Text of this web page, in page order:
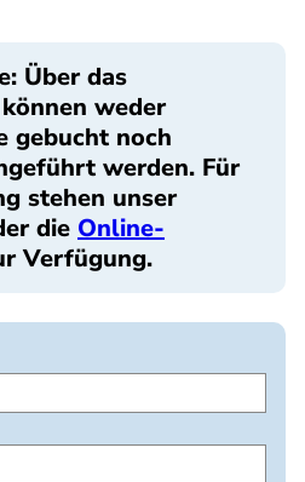
Über das
weder
gebucht noch
werden. Für
stehen unser
die Online-
Verfügung.